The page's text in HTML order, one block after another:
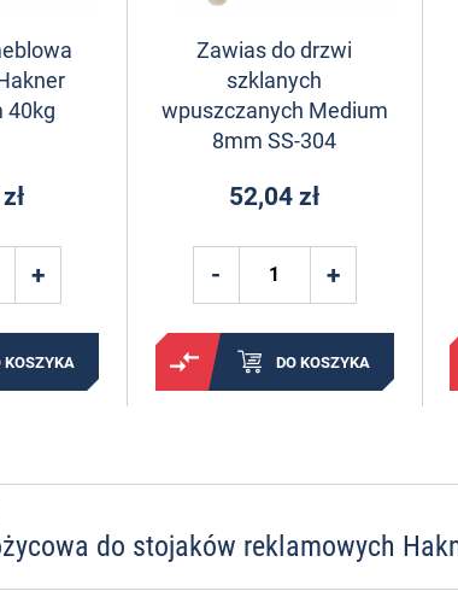
40kg
KOSZYKA
Zawias do drzwi
szklanych
wpuszczanych Medium
8mm SS-304
52,04 zł
DO KOSZYKA
do stojaków reklamowych